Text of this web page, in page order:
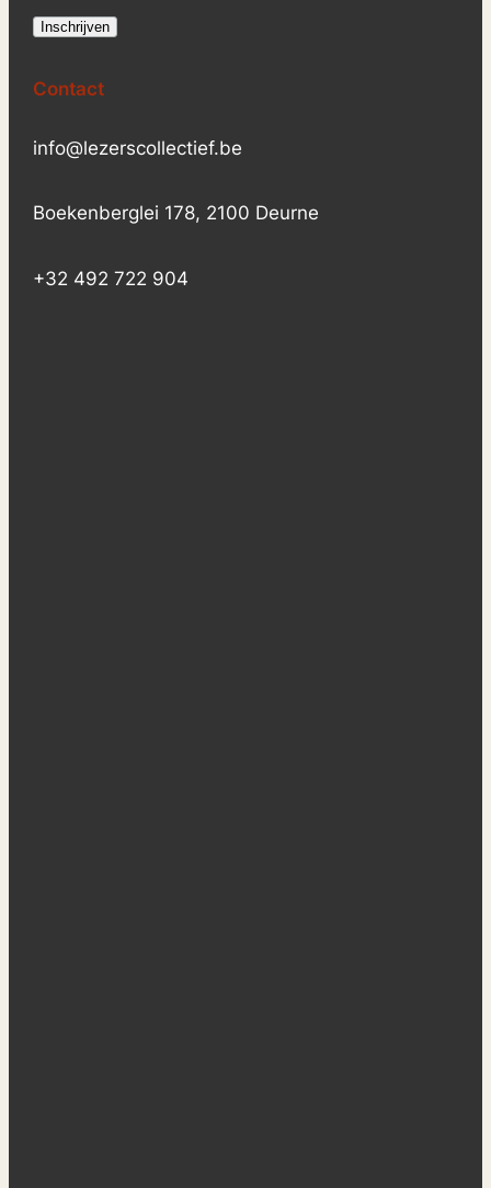
Contact
info@lezerscollectief.be
Boekenberglei 178, 2100 Deurne
+32 492 722 904